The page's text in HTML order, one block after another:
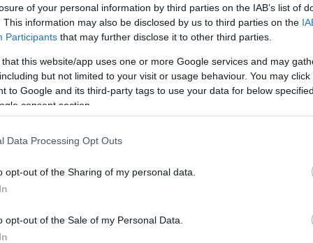
of your personal information by third parties on the IAB’s list of
This information may also be disclosed by us to third parties on the
Participants that may further disclose it to other third parties.
that this website/app uses one or more Google services and may
but not limited to your visit or usage behaviour. You may
to Google and its third-party tags to use your data for below
consent section.
Data Processing Opt Outs
opt-out of the Sharing of my personal data.
opt-out of the Sale of my Personal Data.
Caribbean International cruise ship were